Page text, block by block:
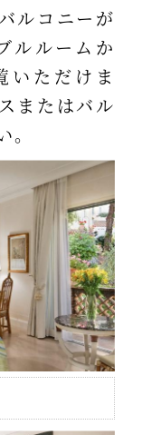
ルコニーが
ルルームか
いただけま
またはバル